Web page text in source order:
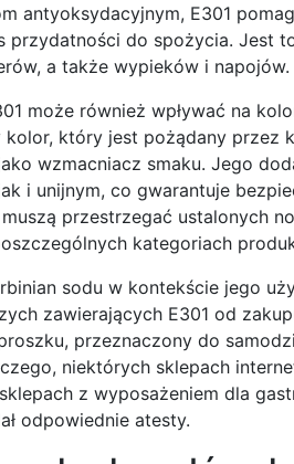
antyoksydacyjnym, E301
przydatności do spożycia. Jest
a także wypieków i napojów.
może również wpływać na
który jest pożądany przez
wzmacniacz smaku. Jego
i unijnym, co gwarantuje
przestrzegać ustalonych
kategoriach
sodu w kontekście jego
zawierających E301 od
przeznaczony do
niektórych sklepach
z wyposażeniem dla
odpowiednie atesty.